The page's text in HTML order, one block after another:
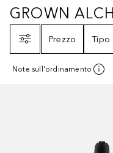
GROWN
GROWN
Prezzo
Tipo
Note sull'ordinamento